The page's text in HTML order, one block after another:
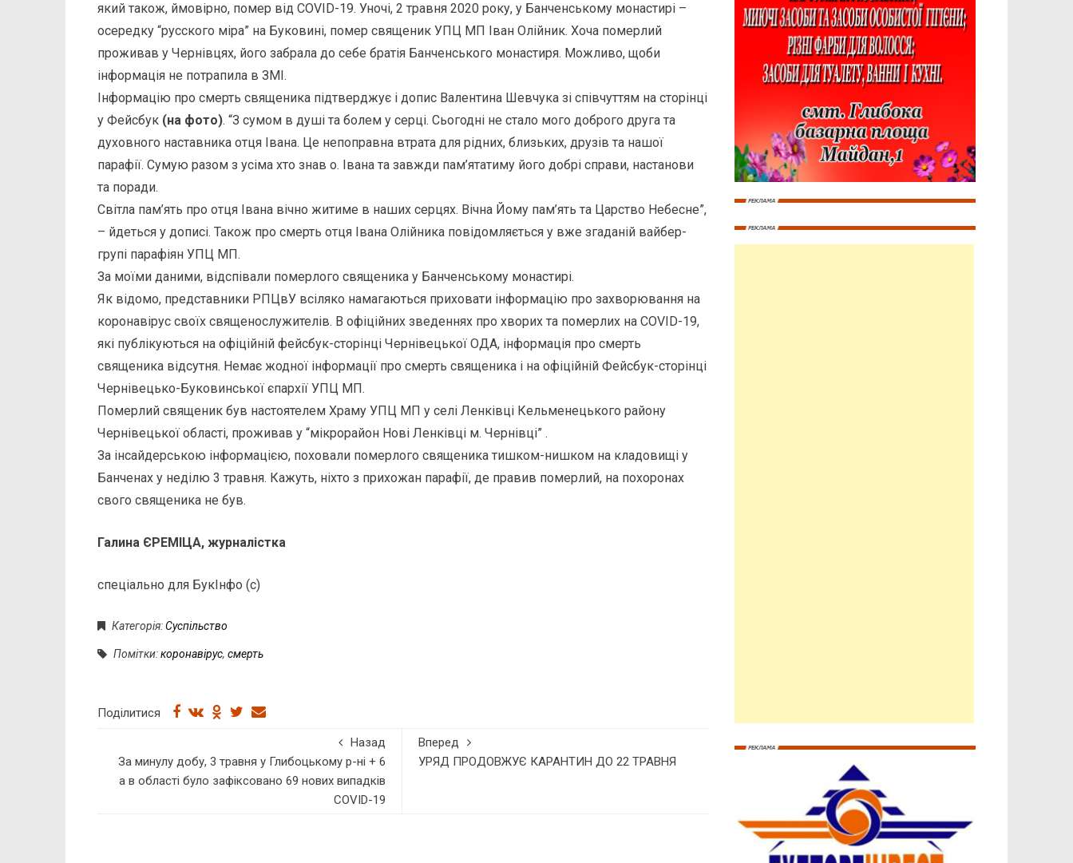
який також, ймовірно, помер від COVID-19. Уночі, 2 травня 2020 року, у Банченському монастирі –
осередку “русского міра” на Буковині, помер священик УПЦ МП Іван Олійник. Хоча померлий
проживав у Чернівцях, його забрала до себе братія Банченського монастиря. Можливо, щоби
інформація не потрапила в ЗМІ.
Інформацію про смерть священика підтверджує і допис Валентина Шевчука зі співчуттям на сторінці
у Фейсбук (на фото). “З сумом в душі та болем у серці. Сьогодні не стало мого доброго друга та
духовного наставника отця Івана. Це непоправна втрата для рідних, близьких, друзів та нашої
парафії. Сумую разом з усіма хто знав о. Івана та завжди пам’ятатиму його добрі справи, настанови
та поради.
Світла пам’ять про отця Івана вічно житиме в наших серцях. Вічна Йому пам’ять та Царство Небесне”,
– йдеться у дописі. Також про смерть отця Івана Олійника повідомляється у вже згаданій вайбер-
групі парафіян УПЦ МП.
За моїми даними, відспівали померлого священика у Банченському монастирі.
Як відомо, представники РПЦвУ всіляко намагаються приховати інформацію про захворювання на
коронавірус своїх священослужителів. В офіційних зведеннях про хворих та померлих на COVID-19,
які публікуються на офіційній фейсбук-сторінці Чернівецької ОДА, інформація про смерть
священика відсутня. Немає жодної інформації про смерть священика і на офіційній Фейсбук-сторінці
Чернівецько-Буковинської єпархії УПЦ МП.
Померлий священик був настоятелем Храму УПЦ МП у селі Ленківці Кельменецького району
Чернівецької області, проживав у “мікрорайон Нові Ленківці м. Чернівці” .
За інсайдерською інформацією, поховали померлого священика тишком-нишком на кладовищі у
Банченах у неділю 3 травня. Кажуть, ніхто з прихожан парафії, де правив померлий, на похоронах
свого священика не був.
Галина ЄРЕМІЦА, журналістка
спеціально для БукІнфо (с)
Категорія:Суспільство
Помітки:коронавірус, смерть
Поділитися
Назад
За минулу добу, 3 травня у Глибоцькому р-ні + 6
а в області було зафіксовано 69 нових випадків
COVID-19
Вперед
УРЯД ПРОДОВЖУЄ КАРАНТИН ДО 22 ТРАВНЯ